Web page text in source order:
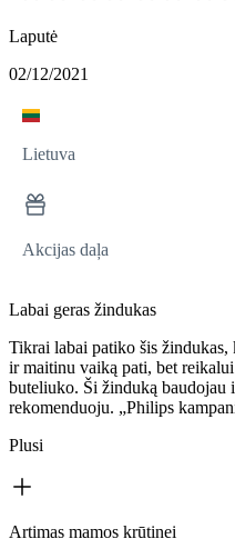
Laputė
02/12/2021
Lietuva
Akcijas daļa
Labai geras žindukas
Tikrai labai patiko šis
ir maitinu vaiką pati, bet
buteliuko. Ši žinduką baudojau
rekomenduoju. „Philips
Plusi
Artimas mamos krūtinei